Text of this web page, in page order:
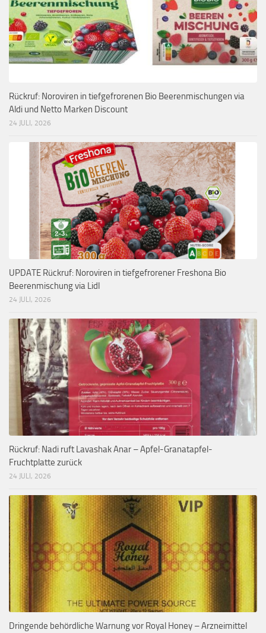
Rückruf: Noroviren in tiefgefrorenen Bio Beerenmischungen via
Aldi und Netto Marken Discount
24 JULI, 2026
UPDATE Rückruf: Noroviren in tiefgefrorener Freshona Bio
Beerenmischung via Lidl
24 JULI, 2026
Rückruf: Nadi ruft Lavashak Anar – Apfel-Granatapfel-
Fruchtplatte zurück
24 JULI, 2026
Dringende behördliche Warnung vor Royal Honey – Arzneimittel